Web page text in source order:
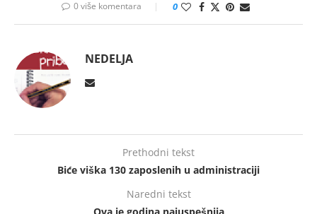
0 više komentara 0
NEDELJA
Prethodni tekst
Biće viška 130 zaposlenih u administraciji
Naredni tekst